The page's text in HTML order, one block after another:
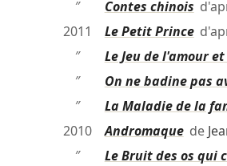
″
Contes chinois
2011
Le Petit Prince
″
Le Jeu de l'amour
″
On ne badine pas
″
La Maladie de la
2010
Andromaquede
″
Le Bruit des os qui